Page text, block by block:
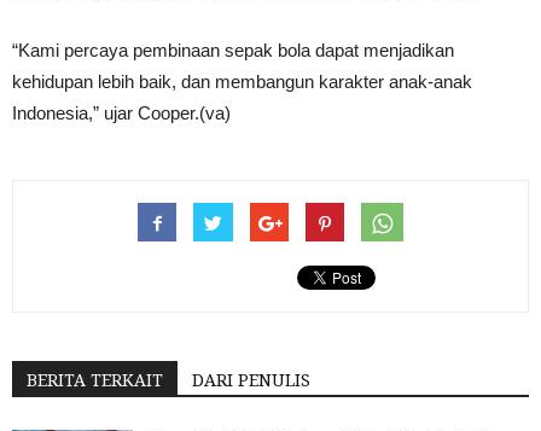
“Kami percaya pembinaan sepak bola dapat menjadikan
kehidupan lebih baik, dan membangun karakter anak-anak
Indonesia,” ujar Cooper.(va)
BERITA TERKAIT DARI PENULIS